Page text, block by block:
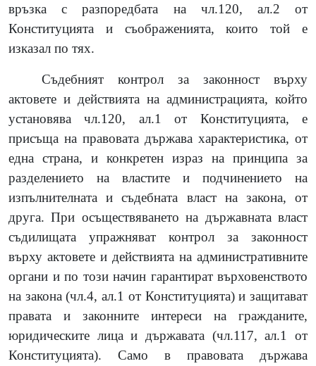
връзка с разпоредбата на чл.120, ал.2 от
Конституцията и съображенията, които той е
изказал по тях.
Съдебният контрол за законност върху
актовете и действията на администрацията, който
установява чл.120, ал.1 от Конституцията, е
присъща на правовата държава характеристика, от
една страна, и конкретен израз на принципа за
разделението на властите и подчинението на
изпълнителната и съдебната власт на закона, от
друга. При осъществяването на държавната власт
съдилищата упражняват контрол за законност
върху актовете и действията на административните
органи и по този начин гарантират върховенството
на закона (чл.4, ал.1 от Конституцията) и защитават
правата и законните интереси на гражданите,
юридическите лица и държавата (чл.117, ал.1 от
Конституцията). Само в правовата държава